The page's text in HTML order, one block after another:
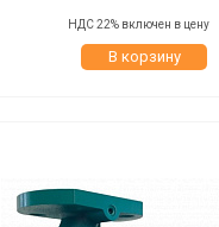
НДС 22% включен в цену
В корзину